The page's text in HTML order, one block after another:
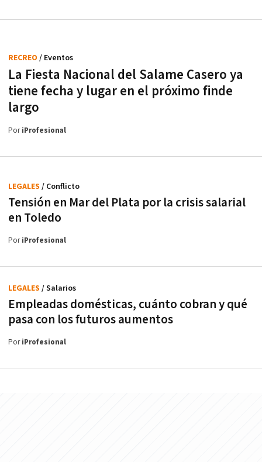
La Fiesta Nacional del Salame Casero ya
tiene fecha y lugar en el próximo finde
largo
RECREO / Eventos
PoriProfesional
Tensión en Mar del Plata por la crisis salarial
en Toledo
LEGALES / Conflicto
PoriProfesional
Empleadas domésticas, cuánto cobran y qué
pasa con los futuros aumentos
LEGALES / Salarios
PoriProfesional